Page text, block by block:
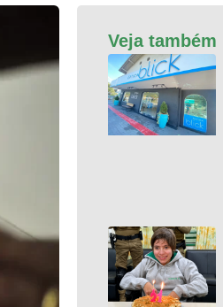
Veja também